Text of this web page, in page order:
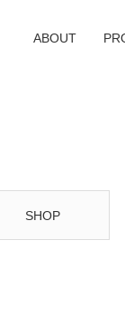
SHOP
ABOUT